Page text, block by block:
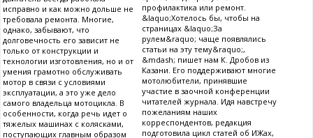
исправно и как можно дольше не
требовала ремонта. Многие,
однако, забывают, что
долговечность его зависит не
только от конструкции и
технологии изготовления, но и от
умения грамотно обслуживать
мотор в связи с условиями
эксплуатации, а это уже дело
самого владельца мотоцикла. В
особенности, когда речь идет о
тяжелых машинах с колясками,
поступающих главным образом
профилактика или ремонт.
&laquo;Хотелось бы, чтобы на
страницах &laquo;За
рулем&raquo; чаще появлялись
статьи на эту тему&raquo;,
&mdash; пишет нам К. Дробов из
Казани. Его поддерживают многие
мотолюбители, принявшие
участие в заочной конференции
читателей журнала. Идя навстречу
пожеланиям наших
корреспондентов, редакция
подготовила цикл статей об ИЖах,